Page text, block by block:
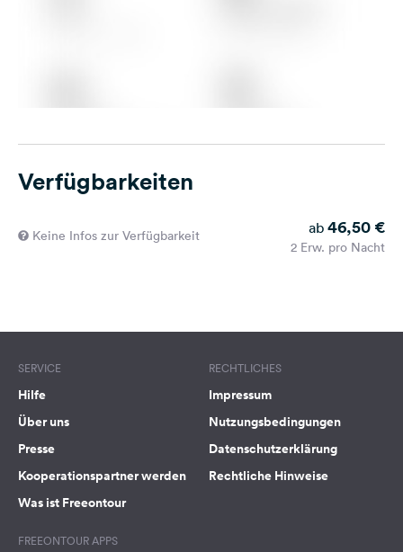
Verfügbarkeiten
Keine Infos zur Verfügbarkeit ab 46,50 €
2 Erw. pro Nacht
SERVICE
Hilfe
Über uns
Presse
Kooperationspartner werden
Was ist Freeontour
RECHTLICHES
Impressum
Nutzungsbedingungen
Datenschutzerklärung
Rechtliche Hinweise
FREEONTOUR APPS